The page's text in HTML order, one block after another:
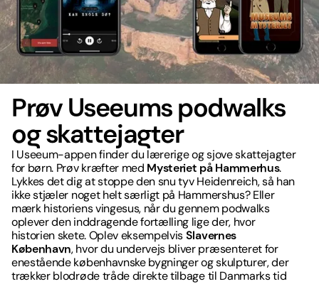
Prøv Useeums podwalks
og skattejagter
I Useeum-appen finder du lærerige og sjove skattejagter
for børn. Prøv kræfter med Mysteriet på Hammerhus.
Lykkes det dig at stoppe den snu tyv Heidenreich, så han
ikke stjæler noget helt særligt på Hammershus? Eller
mærk historiens vingesus, når du gennem podwalks
oplever den inddragende fortælling lige der, hvor
historien skete. Oplev eksempelvisSlavernes
København, hvor du undervejs bliver præsenteret for
enestående københavnske bygninger og skulpturer, der
trækker blodrøde tråde direkte tilbage til Danmarks tid